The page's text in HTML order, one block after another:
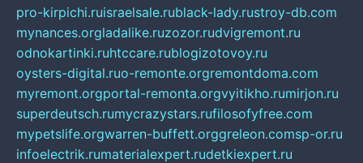
pro-kirpichi.ruisraelsale.rublack-lady.rustroy-db.com
mynances.orgladalike.ruzozor.rudvigremont.ru
odnokartinki.ruhtccare.rublogizotovoy.ru
oysters-digital.ruo-remonte.orgremontdoma.com
myremont.orgportal-remonta.orgvyitikho.rumirjon.ru
superdeutsch.rumycrazystars.rufilosofyfree.com
mypetslife.orgwarren-buffett.orggreleon.comsp-or.ru
infoelectrik.rumaterialexpert.rudetkiexpert.ru